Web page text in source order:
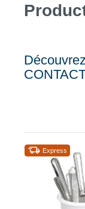
Express